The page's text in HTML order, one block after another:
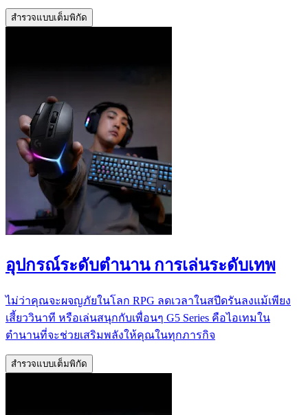
สำรวจแบบเต็มพิกัด
อุปกรณ์ระดับตำนาน การเล่นระดับเทพ
ไม่ว่าคุณจะผจญภัยในโลก RPG ลดเวลาในสปีดรันลงแม้เพียง
เสี้ยววินาที หรือเล่นสนุกกับเพื่อนๆ G5 Series คือไอเทมใน
ตำนานที่จะช่วยเสริมพลังให้คุณในทุกภารกิจ
สำรวจแบบเต็มพิกัด